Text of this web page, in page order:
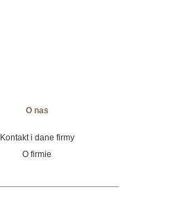
O nas
Kontakt i dane firmy
O firmie